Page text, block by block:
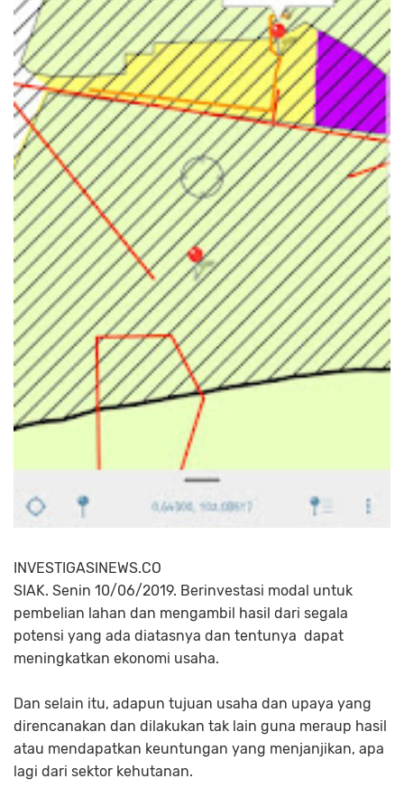
INVESTIGASINEWS.CO
SIAK. Senin 10/06/2019. Berinvestasi modal untuk
pembelian lahan dan mengambil hasil dari segala
potensi yang ada diatasnya dan tentunya dapat
meningkatkan ekonomi usaha.
Dan selain itu, adapun tujuan usaha dan upaya yang
direncanakan dan dilakukan tak lain guna meraup hasil
atau mendapatkan keuntungan yang menjanjikan, apa
lagi dari sektor kehutanan.